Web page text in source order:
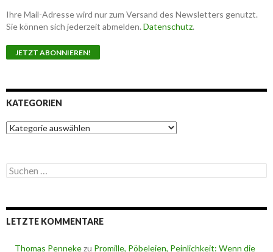
Ihre Mail-Adresse wird nur zum Versand des Newsletters genutzt.
Sie können sich jederzeit abmelden. Datenschutz.
KATEGORIEN
K
a
g
o
n
S
u
e
n
LETZTE KOMMENTARE
Thomas Pennekezu Promille, Pöbeleien, Peinlichkeit: Wenn die